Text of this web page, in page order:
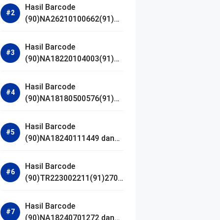
Hasil Barcode
(90)NA26210100662(91)24
Hasil Barcode
(90)NA18220104003(91)25
Hasil Barcode
(90)NA18180500576(91)21
Hasil Barcode
(90)NA18240111449 dan
Hasil Barcode
(90)TR223002211(91)2701
Hasil Barcode
(90)NA18240701272 dan